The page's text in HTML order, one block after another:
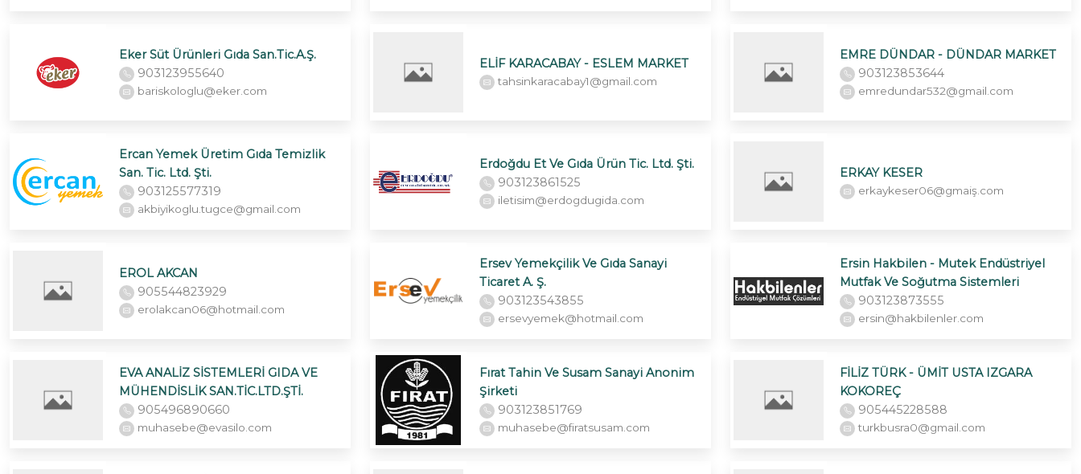
Eker Süt Ürünleri Gıda San.Tic.A.Ş.
903123955640
bariskologlu@eker.com
ELİF KARACABAY - ESLEM MARKET
tahsinkaracabay1@gmail.com
EMRE DÜNDAR - DÜNDAR MARKET
903123853644
emredundar532@gmail.com
Ercan Yemek Üretim Gıda Temizlik
San. Tic. Ltd. Şti.
903125577319
akbiyikoglu.tugce@gmail.com
Erdoğdu Et Ve Gıda Ürün Tic. Ltd. Şti.
903123861525
iletisim@erdogdugida.com
ERKAY KESER
erkaykeser06@gmaiş.com
EROL AKCAN
905544823929
erolakcan06@hotmail.com
Ersev Yemekçilik Ve Gıda Sanayi
Ticaret A. Ş.
903123543855
ersevyemek@hotmail.com
Ersin Hakbilen - Mutek Endüstriyel
Mutfak Ve Soğutma Sistemleri
903123873555
ersin@hakbilenler.com
EVA ANALİZ SİSTEMLERİ GIDA VE
MÜHENDİSLİK SAN.TİC.LTD.ŞTİ.
905496890660
muhasebe@evasilo.com
Fırat Tahin Ve Susam Sanayi Anonim
Şirketi
903123851769
muhasebe@firatsusam.com
FİLİZ TÜRK - ÜMİT USTA IZGARA
KOKOREÇ
905445228588
turkbusra0@gmail.com